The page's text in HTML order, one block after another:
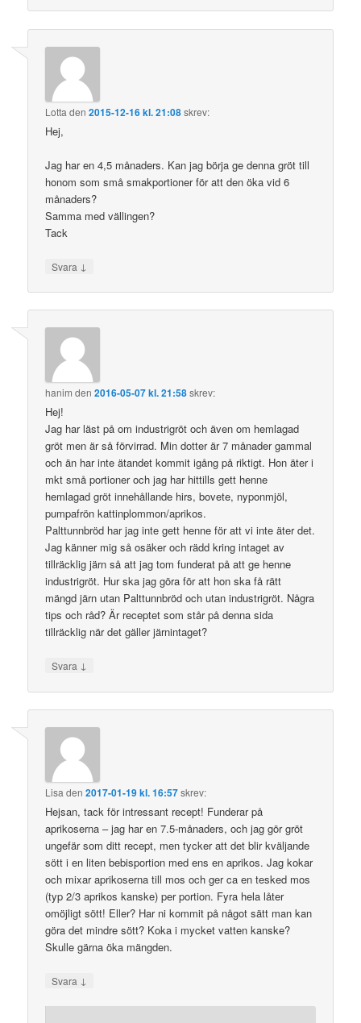
Lotta den2015-12-16 kl. 21:08skrev:
Hej,
Jag har en 4,5 månaders. Kan jag börja ge denna gröt till
honom som små smakportioner för att den öka vid 6
månaders?
Samma med vällingen?
Tack
Svara ↓
hanim den2016-05-07 kl. 21:58skrev:
Hej!
Jag har läst på om industrigröt och även om hemlagad
gröt men är så förvirrad. Min dotter är 7 månader gammal
och än har inte ätandet kommit igång på riktigt. Hon äter i
mkt små portioner och jag har hittills gett henne
hemlagad gröt innehållande hirs, bovete, nyponmjöl,
pumpafrön kattinplommon/aprikos.
Palttunnbröd har jag inte gett henne för att vi inte äter det.
Jag känner mig så osäker och rädd kring intaget av
tillräcklig järn så att jag tom funderat på att ge henne
industrigröt. Hur ska jag göra för att hon ska få rätt
mängd järn utan Palttunnbröd och utan industrigröt. Några
tips och råd? Är receptet som står på denna sida
tillräcklig när det gäller järnintaget?
Svara ↓
Lisa den2017-01-19 kl. 16:57skrev:
Hejsan, tack för intressant recept! Funderar på
aprikoserna – jag har en 7.5-månaders, och jag gör gröt
ungefär som ditt recept, men tycker att det blir kväljande
sött i en liten bebisportion med ens en aprikos. Jag kokar
och mixar aprikoserna till mos och ger ca en tesked mos
(typ 2/3 aprikos kanske) per portion. Fyra hela låter
omöjligt sött! Eller? Har ni kommit på något sätt man kan
göra det mindre sött? Koka i mycket vatten kanske?
Skulle gärna öka mängden.
Svara ↓